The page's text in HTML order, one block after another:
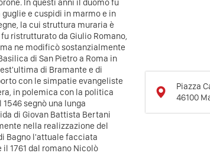
In questi anni il duomo fu
e cuspidi in marmo e in
la cui struttura muraria è
ristrutturato da Giulio Romano,
ne modificò sostanzialmente
di San Pietro a Roma in
di Bramante e di
con le simpatie evangeliste
in polemica con la politica
segnò una lunga
di Giovan Battista Bertani
nella realizzazione del
Bagno l'attuale facciata
1761 dal romano Nicolò
Piazza
46100